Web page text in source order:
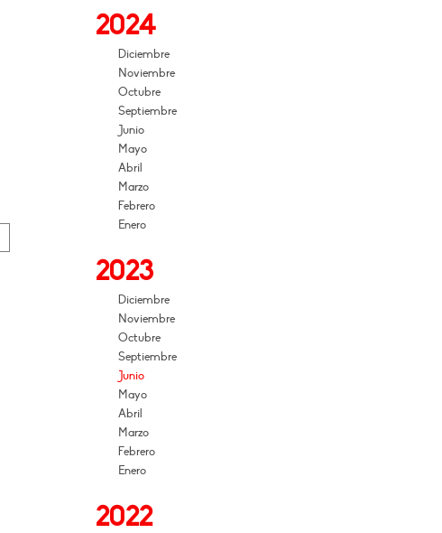
2024
Diciembre
Noviembre
Octubre
Septiembre
Junio
Mayo
Abril
Marzo
Febrero
Enero
2023
Diciembre
Noviembre
Octubre
Septiembre
Junio
Mayo
Abril
Marzo
Febrero
Enero
2022